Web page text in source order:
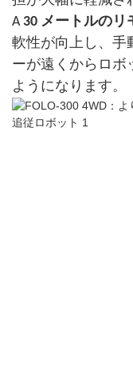
A30 メートルのリ
軟性が向上し、手
ーが遠くからロボ
ようになります。